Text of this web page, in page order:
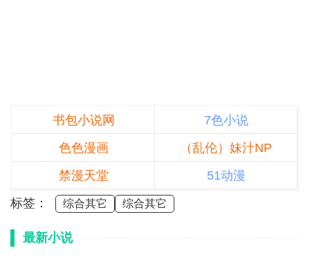
书包小说网
7色小说
色色漫画
（乱伦）妹汁NP
禁漫天堂
51动漫
标签：
综合其它 综合其它
最新小说